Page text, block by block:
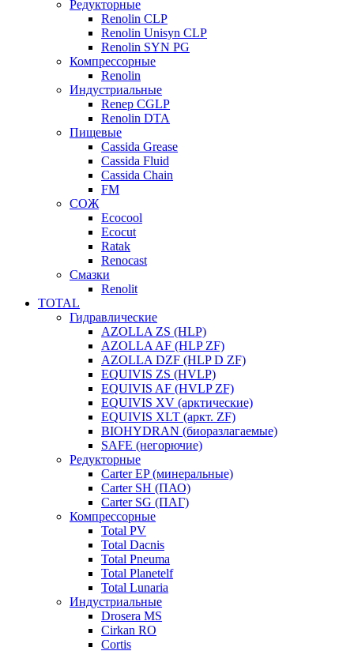
Редукторные
Renolin CLP
Renolin Unisyn CLP
Renolin SYN PG
Компрессорные
Renolin
Индустриальные
Renep CGLP
Renolin DTA
Пищевые
Cassida Grease
Cassida Fluid
Cassida Chain
FM
СОЖ
Ecocool
Ecocut
Ratak
Renocast
Смазки
Renolit
TOTAL
Гидравлические
AZOLLA ZS (HLP)
AZOLLA AF (HLP ZF)
AZOLLA DZF (HLP D ZF)
EQUIVIS ZS (HVLP)
EQUIVIS AF (HVLP ZF)
EQUIVIS XV (арктические)
EQUIVIS XLT (аркт. ZF)
BIOHYDRAN (биоразлагаемые)
SAFE (негорючие)
Редукторные
Carter EP (минеральные)
Carter SH (ПАО)
Carter SG (ПАГ)
Компрессорные
Total PV
Total Dacnis
Total Pneuma
Total Planetelf
Total Lunaria
Индустриальные
Drosera MS
Cirkan RO
Cortis